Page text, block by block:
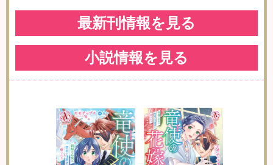
最新刊情報を見る
小説情報を見る